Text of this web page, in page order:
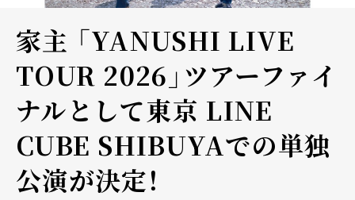
家主 「YANUSHI LIVE
TOUR 2026」ツアーファイ
ナルとして東京 LINE
CUBE SHIBUYAでの単独
公演が決定！